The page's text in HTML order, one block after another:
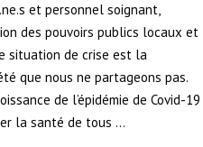
et personnel soignant,
des pouvoirs publics locaux et
situation de crise est la
que nous ne partageons pas.
de l’épidémie de Covid-19
la santé de tous …